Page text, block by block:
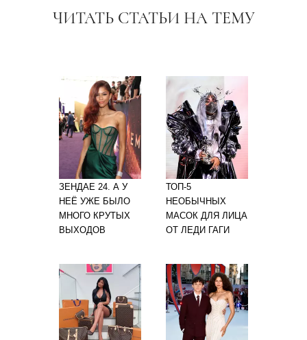
ЧИТАТЬ СТАТЬИ НА ТЕМУ
ЗЕНДАЕ 24. А У
НЕЁ УЖЕ БЫЛО
МНОГО КРУТЫХ
ВЫХОДОВ
ТОП-5
НЕОБЫЧНЫХ
МАСОК ДЛЯ ЛИЦА
ОТ ЛЕДИ ГАГИ